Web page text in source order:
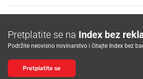
Pretplatite se na Index bez
Podržite neovisno novinarstvo i čitajte Index bez
Pretplatite se